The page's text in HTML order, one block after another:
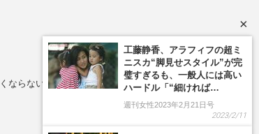
ならない訳
×